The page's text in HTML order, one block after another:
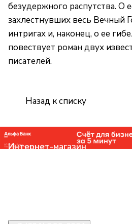
безудержного распутства. О
захлестнувших весь Вечный
интригах и, наконец, о ее
повествует роман двух
писателей.
Назад к списку
Интернет-магазин